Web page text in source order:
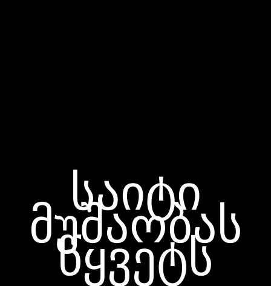
საიტი
მუშაობას
წყვეტს